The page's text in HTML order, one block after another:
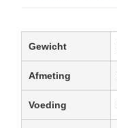
Gewicht
Afmeting
Voeding